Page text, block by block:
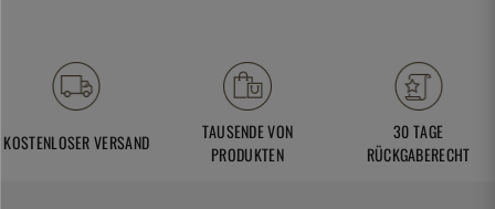
KOSTENLOSER VERSAND
TAUSENDE VON
PRODUKTEN
30 TAGE
RÜCKGABERECHT